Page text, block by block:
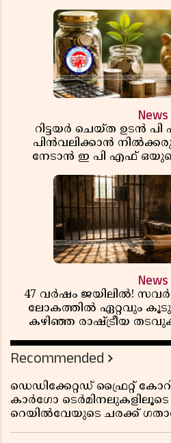
News
റിട്ടയർ ചെയ്ത ഉടൻ
പിൻവലിക്കാൻ
നേടാൻ ഇ പി എഫ്
News
47 വർഷം ജയിലിൽ!
ലോകത്തിൽ ഏറ്റവും
കഴിഞ്ഞ രാഷ്ട്രീയ
Recommended
ഡെഡിക്കേറ്റഡ് ഫ്രൈറ്റ്
കാർഗോ ടെർമിനലുകളിലൂടെ
റെയിൽവേയുടെ ചരക്ക്